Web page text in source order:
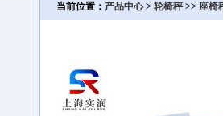
当前位置： 产品中心> 轮椅秤>> 座椅